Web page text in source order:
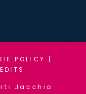
POLICY
|
Jacchia